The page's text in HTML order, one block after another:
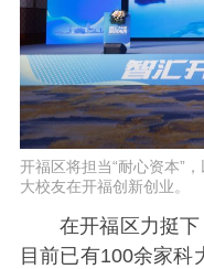
开福区将担当“耐心资本”
大校友在开福创新创业。
在开福区力挺下
目前已有100余家科